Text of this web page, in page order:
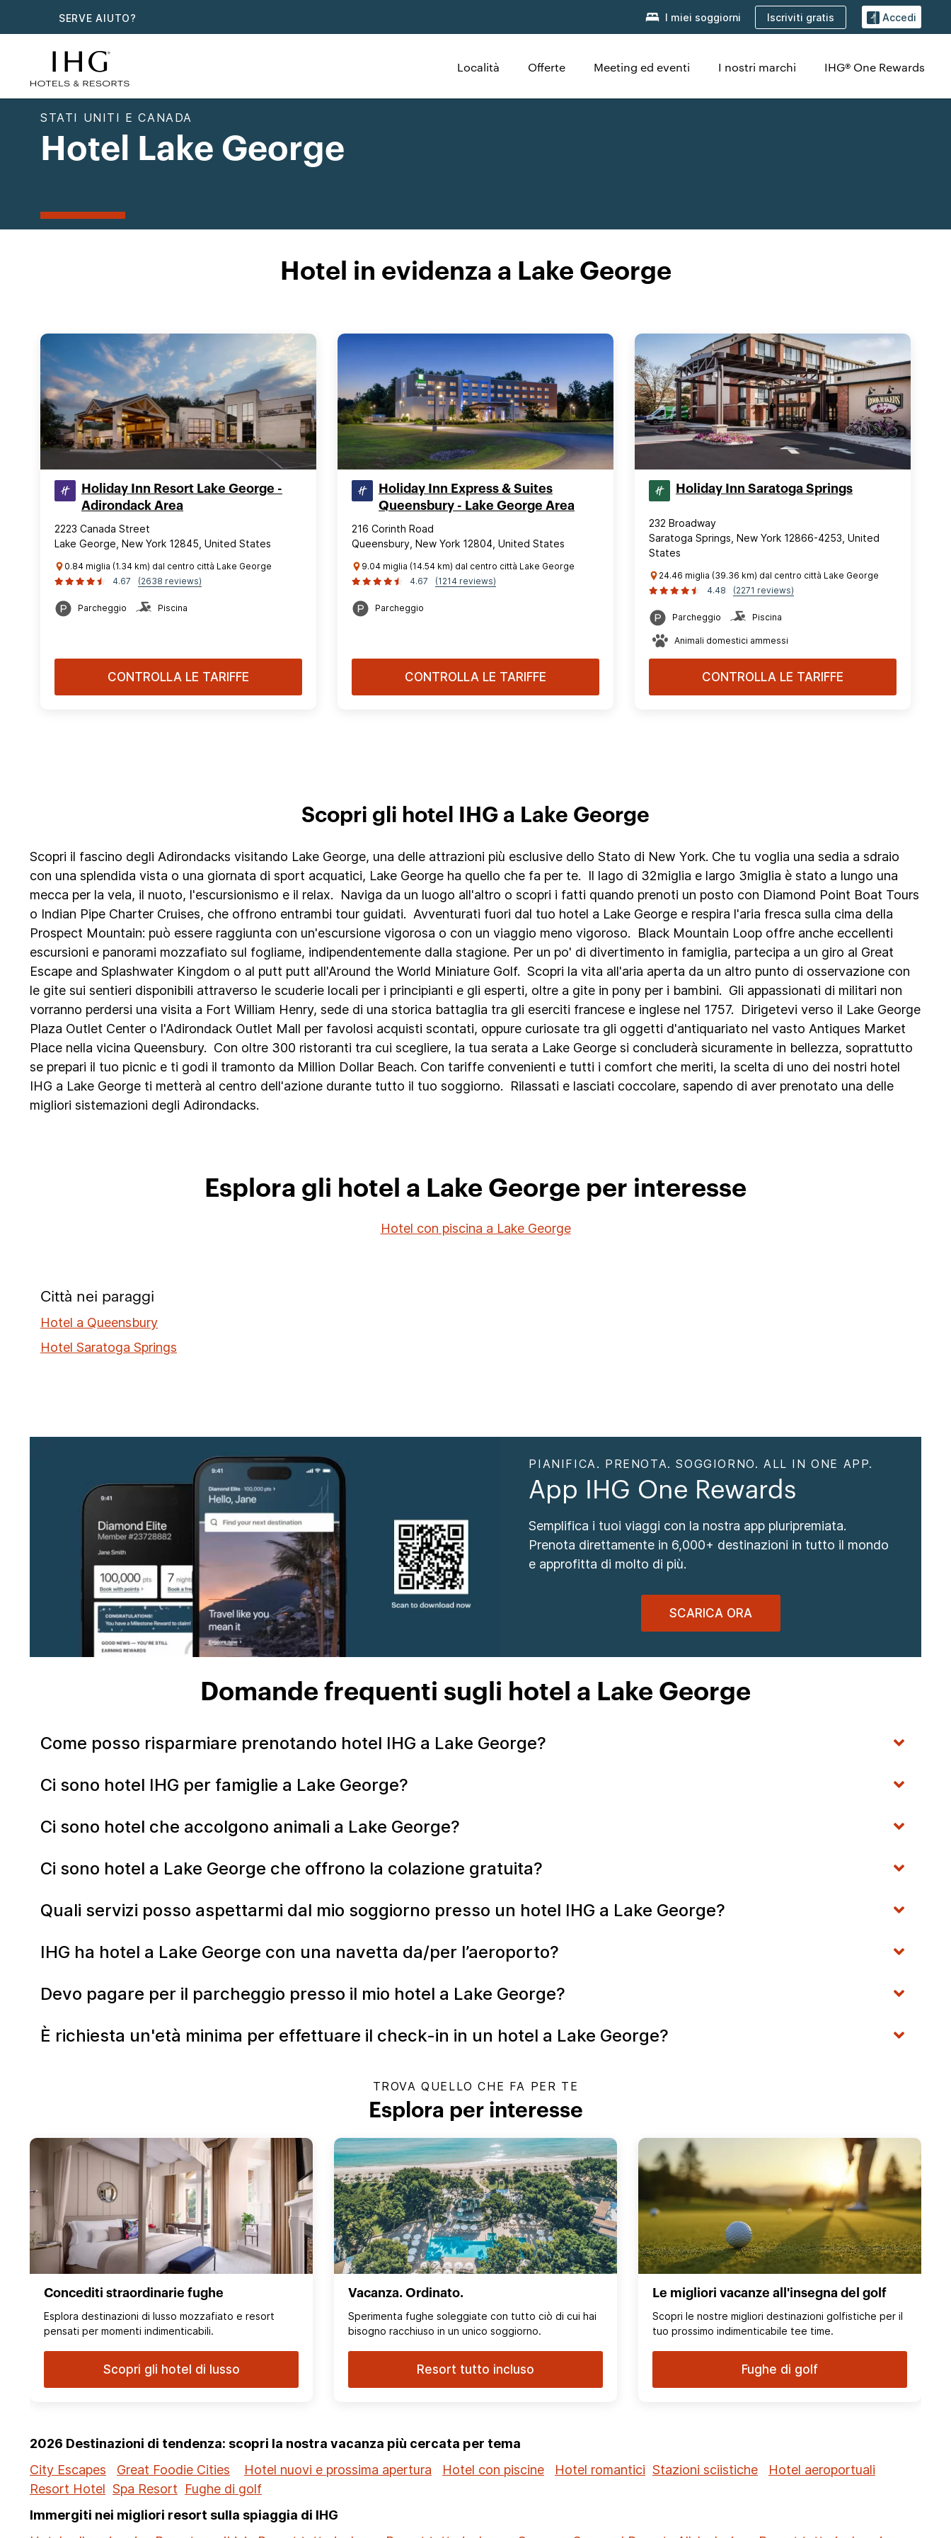
SERVE AIUTO? I miei soggiorni Iscriviti gratis Accedi
Località Offerte Meeting ed eventi I nostri marchi IHG® One Rewards
STATI UNITI E CANADA
Hotel Lake George
Hotel in evidenza a Lake George
Holiday Inn Resort Lake George -
Adirondack Area
2223 Canada Street
Lake George, New York 12845, United States
0.84 miglia (1.34 km) dal centro città Lake George
4.67
(2638 reviews)
Parcheggio Piscina
CONTROLLA LE TARIFFE
Holiday Inn Express & Suites
Queensbury - Lake George Area
216 Corinth Road
Queensbury, New York 12804, United States
9.04 miglia (14.54 km) dal centro città Lake George
4.67
(1214 reviews)
Parcheggio
CONTROLLA LE TARIFFE
Holiday Inn Saratoga Springs
232 Broadway
Saratoga Springs, New York 12866-4253, United
States
24.46 miglia (39.36 km) dal centro città Lake George
4.48
(2271 reviews)
Parcheggio Piscina
Animali domestici ammessi
CONTROLLA LE TARIFFE
Scopri gli hotel IHG a Lake George
Scopri il fascino degli Adirondacks visitando Lake George, una delle attrazioni più esclusive dello Stato di New York. Che tu voglia una sedia a sdraio
con una splendida vista o una giornata di sport acquatici, Lake George ha quello che fa per te. Il lago di 32miglia e largo 3miglia è stato a lungo una
mecca per la vela, il nuoto, l'escursionismo e il relax. Naviga da un luogo all'altro o scopri i fatti quando prenoti un posto con Diamond Point Boat Tours
o Indian Pipe Charter Cruises, che offrono entrambi tour guidati. Avventurati fuori dal tuo hotel a Lake George e respira l'aria fresca sulla cima della
Prospect Mountain: può essere raggiunta con un'escursione vigorosa o con un viaggio meno vigoroso. Black Mountain Loop offre anche eccellenti
escursioni e panorami mozzafiato sul fogliame, indipendentemente dalla stagione. Per un po' di divertimento in famiglia, partecipa a un giro al Great
Escape and Splashwater Kingdom o al putt putt all'Around the World Miniature Golf. Scopri la vita all'aria aperta da un altro punto di osservazione con
le gite sui sentieri disponibili attraverso le scuderie locali per i principianti e gli esperti, oltre a gite in pony per i bambini. Gli appassionati di militari non
vorranno perdersi una visita a Fort William Henry, sede di una storica battaglia tra gli eserciti francese e inglese nel 1757. Dirigetevi verso il Lake George
Plaza Outlet Center o l'Adirondack Outlet Mall per favolosi acquisti scontati, oppure curiosate tra gli oggetti d'antiquariato nel vasto Antiques Market
Place nella vicina Queensbury. Con oltre 300 ristoranti tra cui scegliere, la tua serata a Lake George si concluderà sicuramente in bellezza, soprattutto
se prepari il tuo picnic e ti godi il tramonto da Million Dollar Beach. Con tariffe convenienti e tutti i comfort che meriti, la scelta di uno dei nostri hotel
IHG a Lake George ti metterà al centro dell'azione durante tutto il tuo soggiorno. Rilassati e lasciati coccolare, sapendo di aver prenotato una delle
migliori sistemazioni degli Adirondacks.
Esplora gli hotel a Lake George per interesse
Hotel con piscina a Lake George
Città nei paraggi
Hotel a Queensbury
Hotel Saratoga Springs
PIANIFICA. PRENOTA. SOGGIORNO. ALL IN ONE APP.
App IHG One Rewards
Semplifica i tuoi viaggi con la nostra app pluripremiata.
Prenota direttamente in 6,000+ destinazioni in tutto il mondo
e approfitta di molto di più.
SCARICA ORA
Domande frequenti sugli hotel a Lake George
Come posso risparmiare prenotando hotel IHG a Lake George?
Ci sono hotel IHG per famiglie a Lake George?
Ci sono hotel che accolgono animali a Lake George?
Ci sono hotel a Lake George che offrono la colazione gratuita?
Quali servizi posso aspettarmi dal mio soggiorno presso un hotel IHG a Lake George?
IHG ha hotel a Lake George con una navetta da/per l’aeroporto?
Devo pagare per il parcheggio presso il mio hotel a Lake George?
È richiesta un'età minima per effettuare il check-in in un hotel a Lake George?
TROVA QUELLO CHE FA PER TE
Esplora per interesse
Concediti straordinarie fughe
Esplora destinazioni di lusso mozzafiato e resort
pensati per momenti indimenticabili.
Scopri gli hotel di lusso
Vacanza. Ordinato.
Sperimenta fughe soleggiate con tutto ciò di cui hai
bisogno racchiuso in un unico soggiorno.
Resort tutto incluso
Le migliori vacanze all'insegna del golf
Scopri le nostre migliori destinazioni golfistiche per il
tuo prossimo indimenticabile tee time.
Fughe di golf
2026 Destinazioni di tendenza: scopri la nostra vacanza più cercata per tema
City Escapes
Great Foodie Cities Hotel nuovi e prossima apertura Hotel con piscine Hotel romantici Stazioni sciistiche
Hotel aeroportuali
Resort Hotel Spa Resort
Fughe di golf
Immergiti nei migliori resort sulla spiaggia di IHG